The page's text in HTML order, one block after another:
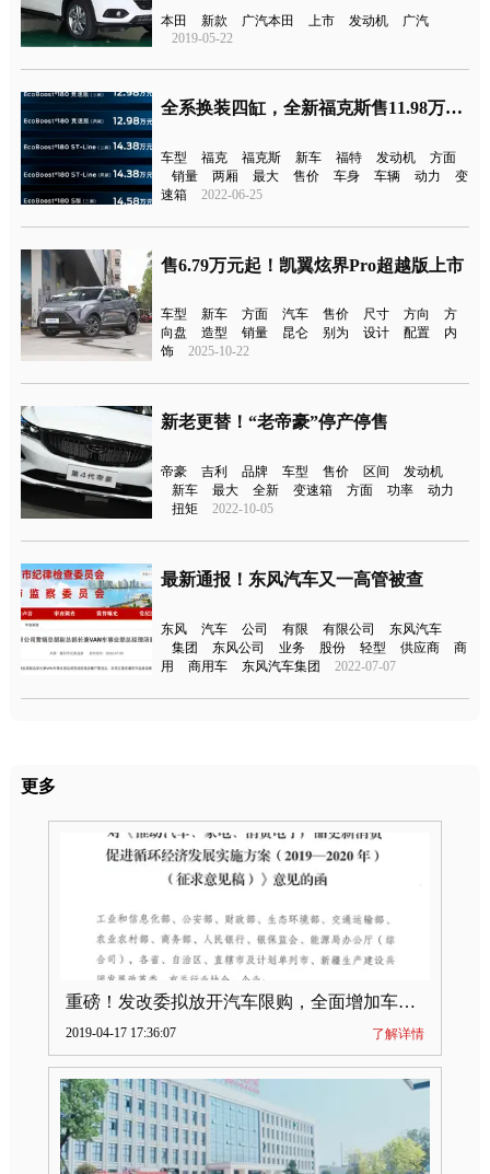
本田 新款 广汽本田 上市 发动机
广汽
2019-05-22
全系换装四缸，全新福克斯售11.98万元起
车型 福克 福克斯 新车 福特 发动机
方面
销量
两厢 最大 售价 车身 车辆 动力
变
速箱
2022-06-25
售6.79万元起！凯翼炫界Pro超越版上市
车型 新车 方面 汽车 售价 尺寸 方向
方
向盘
造型 销量 昆仑 别为 设计 配置
内
饰
2025-10-22
新老更替！“老帝豪”停产停售
帝豪 吉利 品牌 车型 售价 区间
发动机
新车
最大 全新 变速箱 方面 功率
动力
扭矩
2022-10-05
最新通报！东风汽车又一高管被查
东风 汽车 公司 有限 有限公司
东风汽车
集团
东风公司 业务 股份 轻型 供应商
商
用
商用车 东风汽车集团 2022-07-07
更多
重磅！发改委拟放开汽车限购，全面增加车牌指标
2019-04-17 17:36:07 了解详情